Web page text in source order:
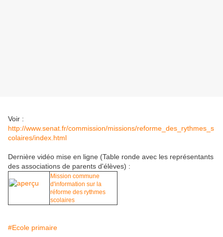
Voir :
http://www.senat.fr/commission/missions/reforme_des_rythmes_s
colaires/index.html
Dernière vidéo mise en ligne (Table ronde avec les représentants
des associations de parents d'élèves) :
Mission commune
d'information sur la
réforme des rythmes
scolaires
#Ecole primaire